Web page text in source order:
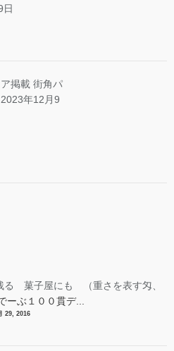
日
ア掲載 街角パ
2023年12月9
菓子屋にも （重さを表す匁、
ぶ１００貫デ...
29, 2016